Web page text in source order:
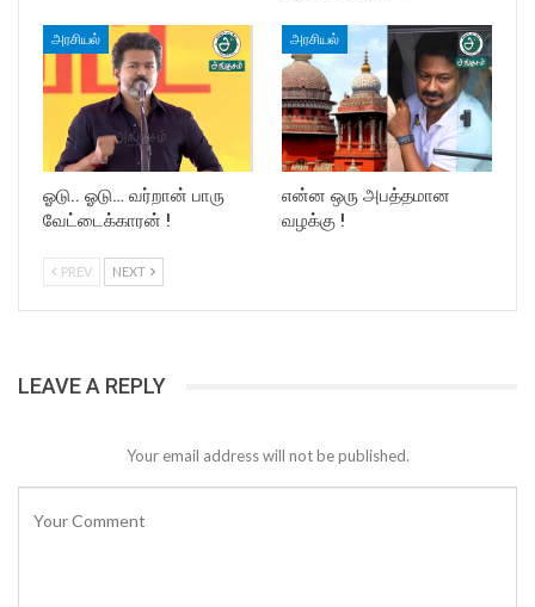
அரசியல்
ஓடு.. ஓடு… வர்றான் பாரு
வேட்டைக்காரன் !
அரசியல்
என்ன ஒரு அபத்தமான
வழக்கு !
PREV NEXT
LEAVE A REPLY
Your email address will not be published.